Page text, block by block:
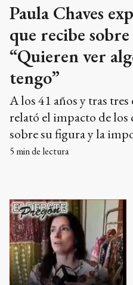
Paula Chaves
que recibe
“Quieren ver
tengo”
A los 41 años y tras
relató el impacto de los
sobre su figura y la
enseñanza para su hija
5 min de lectura